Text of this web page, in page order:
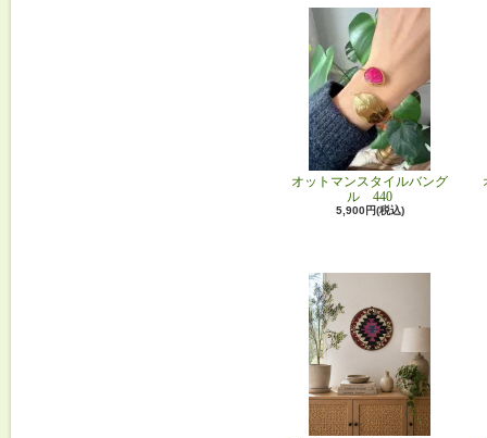
オットマンスタイルバング
ル 440
5,900円(税込)